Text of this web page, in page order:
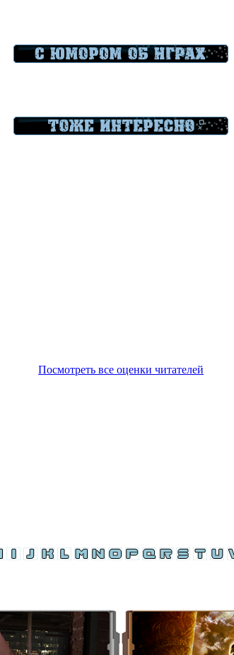
Посмотреть все оценки читателей